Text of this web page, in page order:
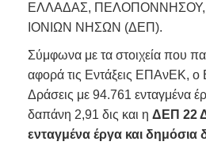
ΕΛΛΑΔΑΣ, ΠΕΛΟΠΟΝΝΗΣΟΥ,
ΙΟΝΙΩΝ ΝΗΣΩΝ (ΔΕΠ).
Σύμφωνα με τα στοιχεία που
αφορά τις Εντάξεις ΕΠΑνΕΚ,
Δράσεις με 94.761 ενταγμένα
δαπάνη 2,91 δις και η ΔΕΠ 22
ενταγμένα έργα και δημόσια